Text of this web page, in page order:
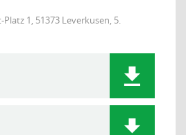
1, 51373 Leverkusen, 5.